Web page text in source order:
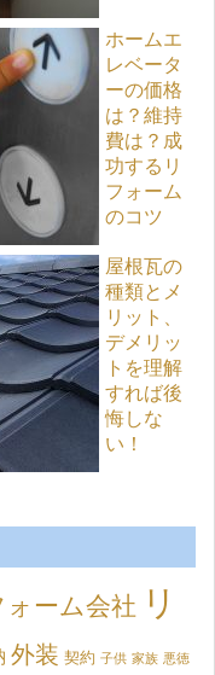
ホームエ
レベータ
ーの価格
は？維持
費は？成
功するリ
フォーム
のコツ
屋根瓦の
種類とメ
リット、
デメリッ
トを理解
すれば後
悔しな
い！
ォーム会社 リ
外装 契約 子供 家族 悪徳